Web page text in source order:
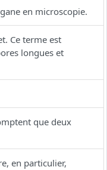
en microscopie.
Ce terme est
longues et
que deux
en particulier,